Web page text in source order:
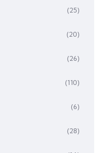
(25)
(20)
(26)
(110)
(6)
(28)